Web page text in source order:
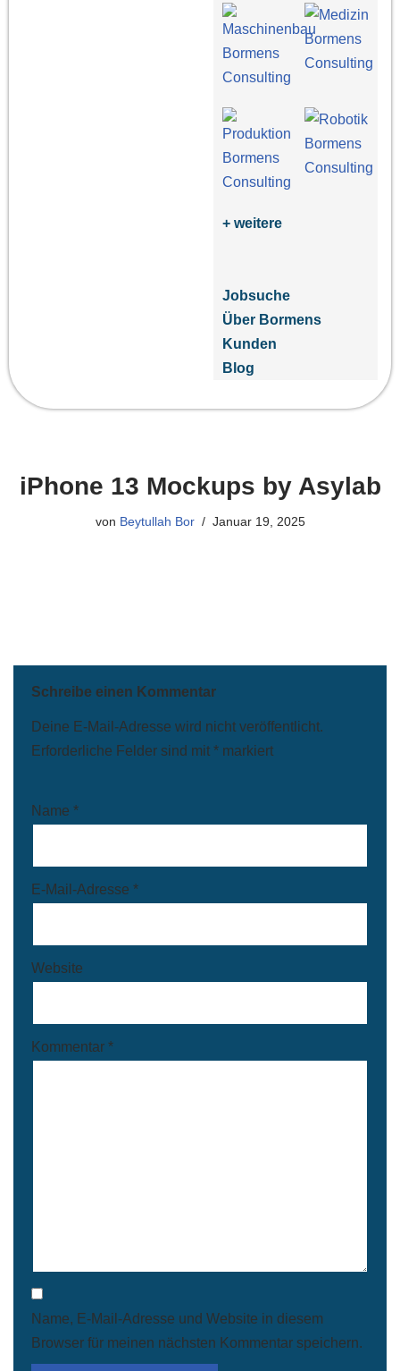
+ weitere
Jobsuche
Über Bormens
Kunden
Blog
iPhone 13 Mockups by Asylab
von Beytullah Bor Januar 19, 2025
Schreibe einen Kommentar
Deine E-Mail-Adresse wird nicht veröffentlicht.
Erforderliche Felder sind mit * markiert
Name *
E-Mail-Adresse *
Website
Kommentar *
Name, E-Mail-Adresse und Website in diesem
Browser für meinen nächsten Kommentar speichern.